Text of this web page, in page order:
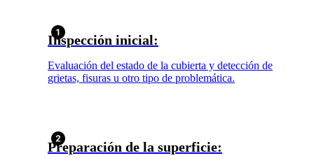
Inspección inicial:
Evaluación del estado de la cubierta y detección de
grietas, fisuras u otro tipo de problemática.
Preparación de la superficie: